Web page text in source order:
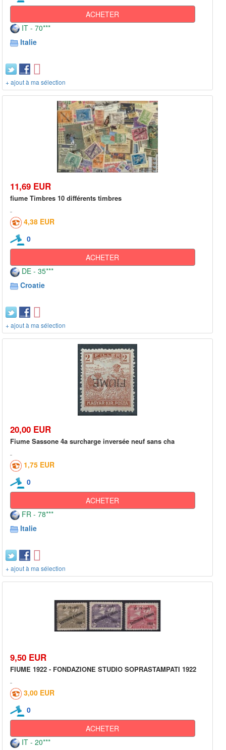
ACHETER
IT - 70***
Italie
+ ajout à ma sélection
11,69 EUR
fiume Timbres 10 différents timbres
4,38 EUR
0
ACHETER
DE - 35***
Croatie
+ ajout à ma sélection
20,00 EUR
Fiume Sassone 4a surcharge inversée neuf sans cha
1,75 EUR
0
ACHETER
FR - 78***
Italie
+ ajout à ma sélection
9,50 EUR
FIUME 1922 - FONDAZIONE STUDIO SOPRASTAMPATI 1922
3,00 EUR
0
ACHETER
IT - 20***